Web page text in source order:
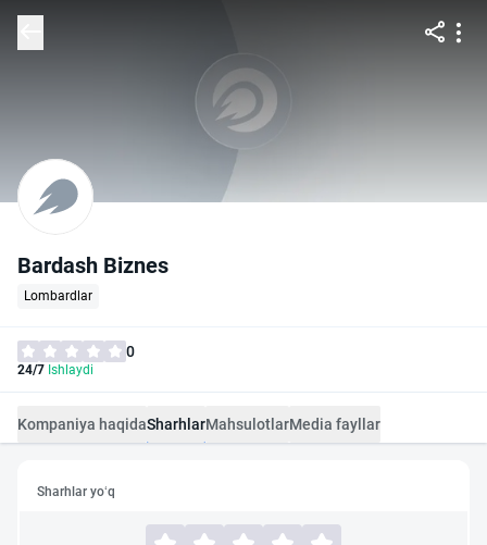
Bardash Biznes
Lombardlar
0
24/7 Ishlaydi
Kompaniya haqidaSharhlarMahsulotlarMedia fayllar
Sharhlar yo‘q